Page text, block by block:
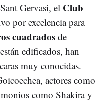
Gervasi, el Club
por excelencia para
cuadradosde
edificados, han
muy conocidas.
actores como
como Shakira y